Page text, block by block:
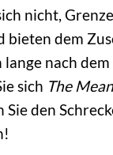
nicht,
bieten dem
lange nach
sich The
den